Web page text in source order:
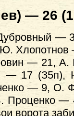
— 26
—
— 21, А.
— 17
— 9, О.
—
ворота